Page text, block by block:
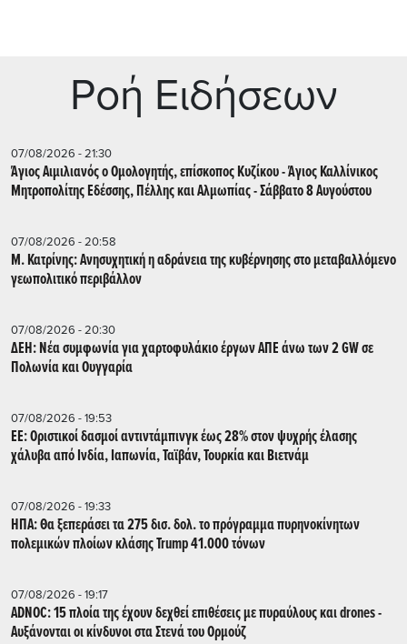
Ρoή Ειδήσεων
07/08/2026 - 21:30
Άγιος Αιμιλιανός ο Ομολογητής, επίσκοπος Κυζίκου - Άγιος Καλλίνικος
Μητροπολίτης Εδέσσης, Πέλλης και Αλμωπίας - Σάββατο 8 Αυγούστου
07/08/2026 - 20:58
Μ. Κατρίνης: Ανησυχητική η αδράνεια της κυβέρνησης στο μεταβαλλόμενο
γεωπολιτικό περιβάλλον
07/08/2026 - 20:30
ΔΕΗ: Νέα συμφωνία για χαρτοφυλάκιο έργων ΑΠΕ άνω των 2 GW σε
Πολωνία και Ουγγαρία
07/08/2026 - 19:53
ΕΕ: Οριστικοί δασμοί αντιντάμπινγκ έως 28% στον ψυχρής έλασης
χάλυβα από Ινδία, Ιαπωνία, Ταϊβάν, Τουρκία και Βιετνάμ
07/08/2026 - 19:33
ΗΠΑ: Θα ξεπεράσει τα 275 δισ. δολ. το πρόγραμμα πυρηνοκίνητων
πολεμικών πλοίων κλάσης Trump 41.000 τόνων
07/08/2026 - 19:17
ADNOC: 15 πλοία της έχουν δεχθεί επιθέσεις με πυραύλους και drones -
Aυξάνονται οι κίνδυνοι στα Στενά του Ορμούζ